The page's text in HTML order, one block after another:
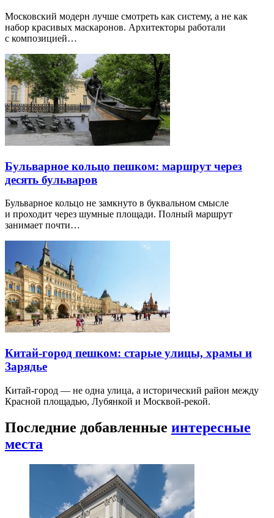
Московский модерн лучше смотреть как систему, а не как
набор красивых маскаронов. Архитекторы работали
с композицией…
Бульварное кольцо пешком: маршрут через
десять бульваров
Бульварное кольцо не замкнуто в буквальном смысле
и проходит через шумные площади. Полный маршрут
занимает почти…
Китай-город пешком: старые улицы, храмы и
Зарядье
Китай-город — не одна улица, а исторический район между
Красной площадью, Лубянкой и Москвой-рекой.
Последние добавленные интересные
места